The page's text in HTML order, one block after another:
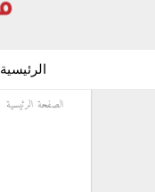
الرئيسية
الصفحة الرئيسية